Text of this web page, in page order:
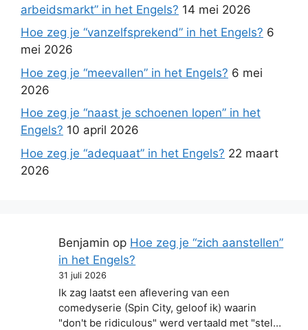
arbeidsmarkt” in het Engels? 14 mei 2026
Hoe zeg je “vanzelfsprekend” in het Engels? 6
mei 2026
Hoe zeg je “meevallen” in het Engels? 6 mei
2026
Hoe zeg je “naast je schoenen lopen” in het
Engels? 10 april 2026
Hoe zeg je “adequaat” in het Engels? 22 maart
2026
Benjamin op Hoe zeg je “zich aanstellen”
in het Engels?
31 juli 2026
Ik zag laatst een aflevering van een
comedyserie (Spin City, geloof ik) waarin
"don't be ridiculous" werd vertaald met "stel…